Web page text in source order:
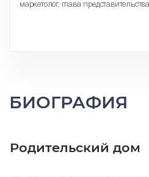
маркетолог, глава представительства
БИОГРАФИЯ
Родительский дом